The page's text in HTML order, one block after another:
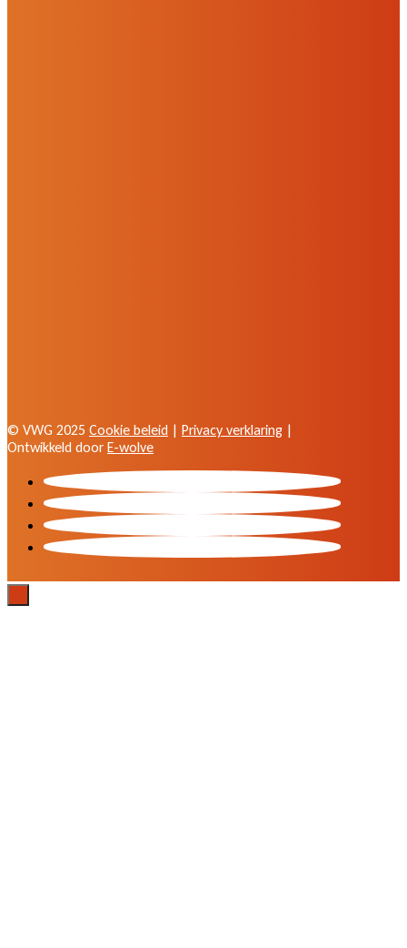
© VWG 2025 Cookie beleid | Privacy verklaring |
Ontwikkeld door E-wolve